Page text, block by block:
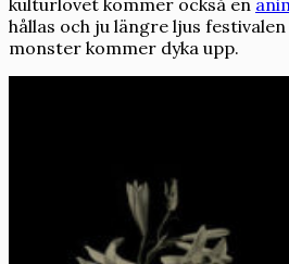
hållas och ju längre ljus
monster kommer dyka upp.